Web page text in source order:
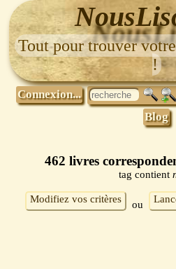
Tout pour trouver
!
Connexion...
Blog
462 livres
tag contient
Modifiez vos critères ou